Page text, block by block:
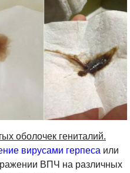
оболочек гениталий.
вирусами герпеса или
ВПЧ на различных